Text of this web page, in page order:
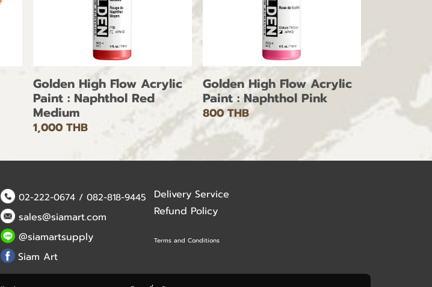
Golden High Flow Acrylic
Paint : Naphthol Red
Medium
1,000 THB
Golden High Flow Acrylic
Paint : Naphthol Pink
800 THB
02-222-0674 / 082-818-9445
sales@siamart.com
@siamartsupply
Siam Art
Delivery Service
Refund Policy
Terms and Conditions